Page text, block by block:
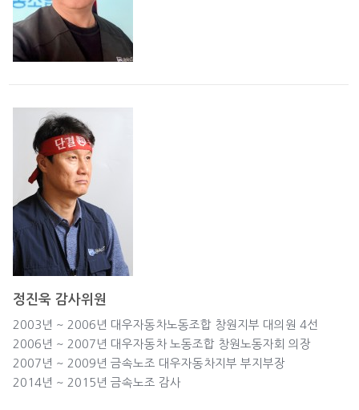
정진욱 감사위원
2003년 ~ 2006년 대우자동차노동조합 창원지부 대의원 4선
2006년 ~ 2007년 대우자동차 노동조합 창원노동자회 의장
2007년 ~ 2009년 금속노조 대우자동차지부 부지부장
2014년 ~ 2015년 금속노조 감사